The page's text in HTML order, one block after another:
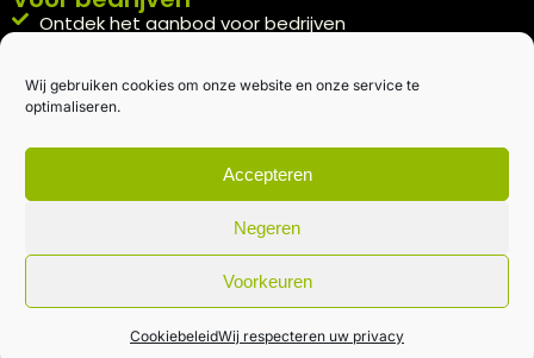
Wij gebruiken cookies om onze website en onze service te
optimaliseren.
Accepteren
Negeren
Voorkeuren
CookiebeleidWij respecteren uw privacy
Ontdek het aanbod voor bedrijven
Kennismakingspakket aanvragen
Blijft op de hoogte
Rechtstreeks van het veld naar je inbox.
Inschrijven nieuwsbrief
Algemene voorwaarden|Privacybeleid| gemaakt met door
creativitijd